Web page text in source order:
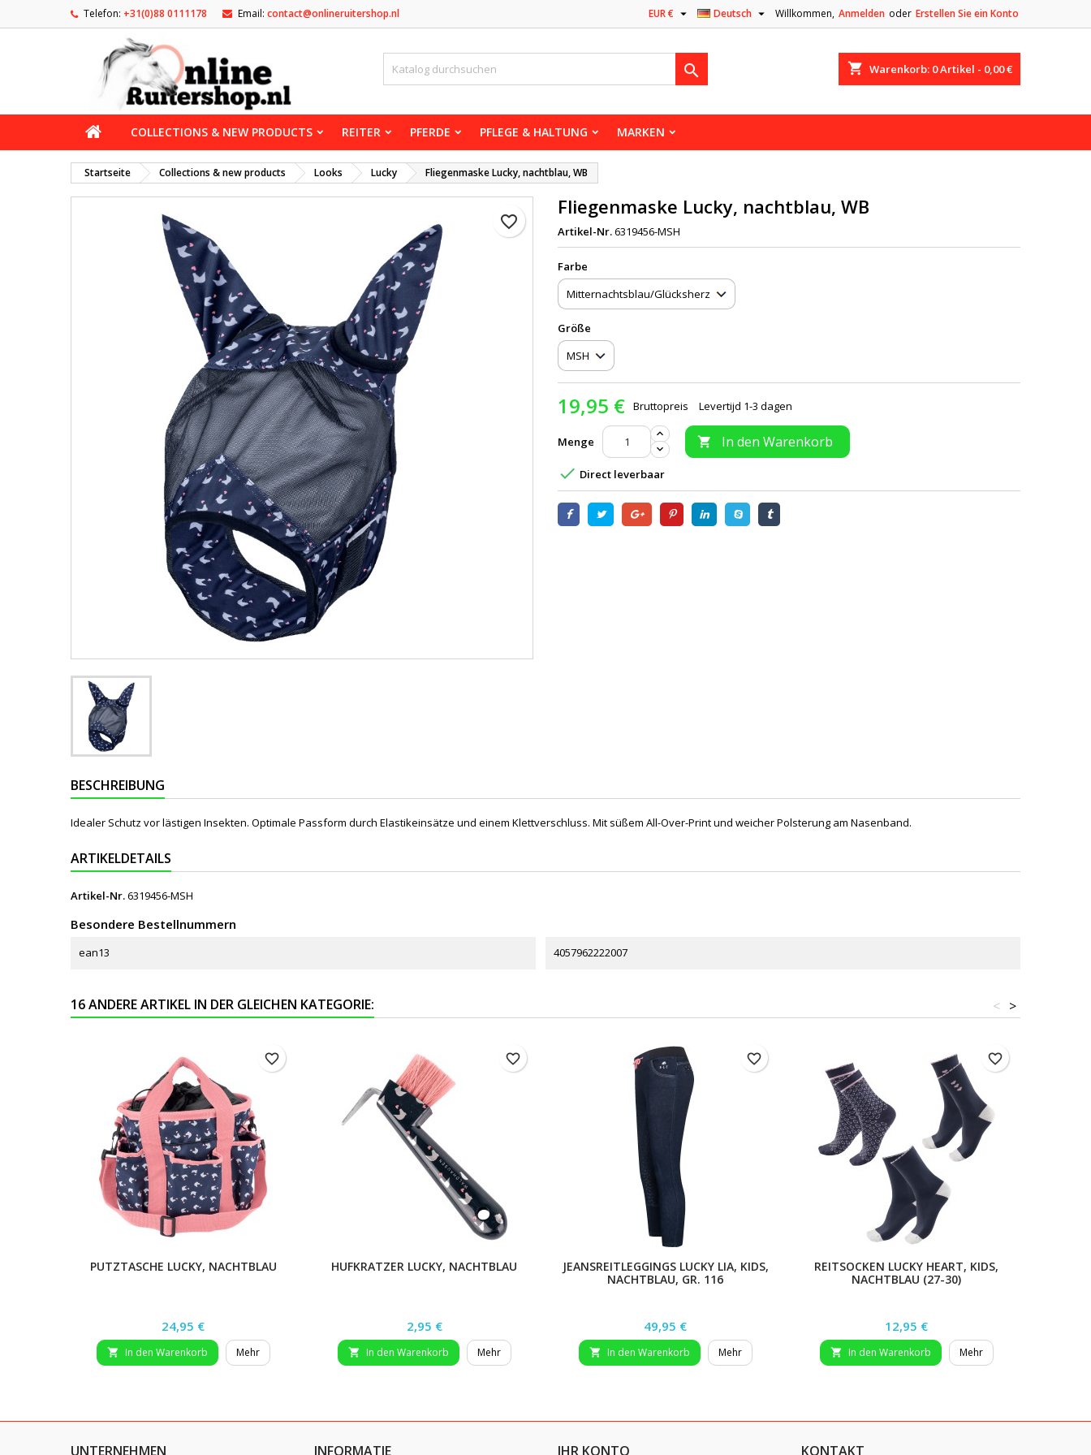
Telefon: +31(0)88 0111178 Email: contact@onlineruitershop.nl Willkommen, Anmelden oder Erstellen Sie ein Konto
Deutsch 
EUR € 
shopping_cart Warenkorb: 0Artikel - 0,00 €

COLLECTIONS & NEW PRODUCTS REITER PFERDE PFLEGE & HALTUNG MARKEN
Startseite Collections & new products Looks Lucky Fliegenmaske Lucky, nachtblau, WB
favorite_border
Fliegenmaske Lucky, nachtblau, WB
Artikel-Nr.6319456-MSH
Farbe
Größe
19,95 € Bruttopreis Levertijd 1-3 dagen
Menge  In den Warenkorb
 Direct leverbaar
BESCHREIBUNG
Idealer Schutz vor lästigen Insekten. Optimale Passform durch Elastikeinsätze und einem Klettverschluss. Mit süßem All-Over-Print und weicher Polsterung am Nasenband.
ARTIKELDETAILS
Artikel-Nr.6319456-MSH
Besondere Bestellnummern
ean13 4057962222007
16 ANDERE ARTIKEL IN DER GLEICHEN KATEGORIE: >
<
PUTZTASCHE LUCKY, NACHTBLAU
Preis
24,95 €
 In den Warenkorb Mehr
favorite_border
HUFKRATZER LUCKY, NACHTBLAU
Preis
2,95 €
 In den Warenkorb Mehr
favorite_border
JEANSREITLEGGINGS LUCKY LIA, KIDS,
NACHTBLAU, GR. 116
Preis
49,95 €
 In den Warenkorb Mehr
favorite_border
REITSOCKEN LUCKY HEART, KIDS,
NACHTBLAU (27-30)
Preis
12,95 €
 In den Warenkorb Mehr
favorite_border
UNTERNEHMEN INFORMATIE IHR KONTO KONTAKT